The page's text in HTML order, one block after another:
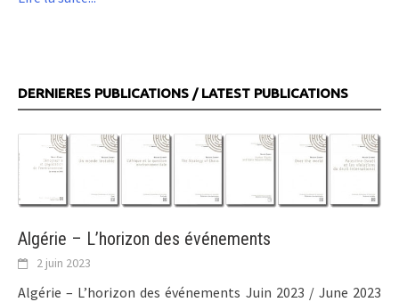
DERNIERES PUBLICATIONS / LATEST PUBLICATIONS
Algérie – L’horizon des événements
2 juin 2023
Algérie – L’horizon des événements Juin 2023 / June 2023